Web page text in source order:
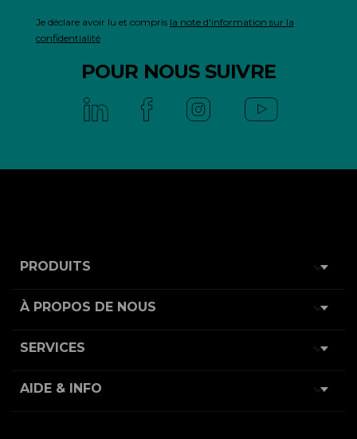
Je déclare avoir lu et compris la note d'information sur la
confidentialité
POUR NOUS SUIVRE
PRODUITS 
À PROPOS DE NOUS 
SERVICES 
AIDE & INFO 